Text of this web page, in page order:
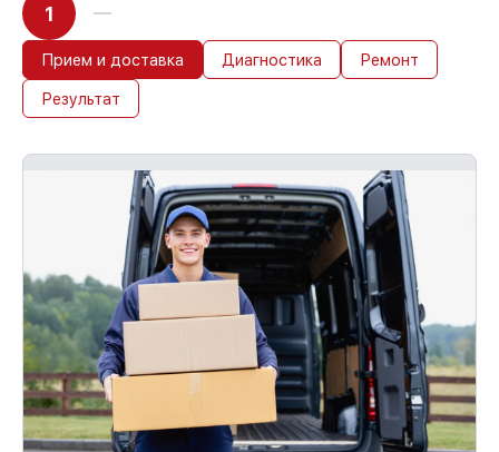
1
Прием и доставка Диагностика Ремонт
Результат